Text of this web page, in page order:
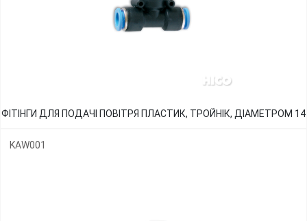
ФІТІНГИ ДЛЯ ПОДАЧІ ПОВІТРЯ ПЛАСТИК, ТРОЙНІК, ДІАМЕТРОМ 14
KAW001